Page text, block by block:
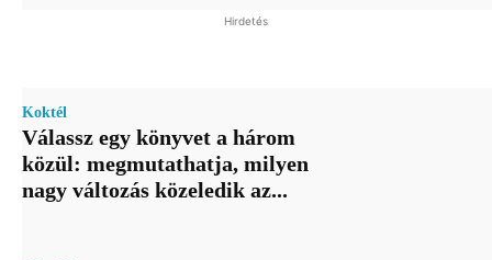
Hirdetés
Koktél
Válassz egy könyvet a három
közül: megmutathatja, milyen
nagy változás közeledik az...